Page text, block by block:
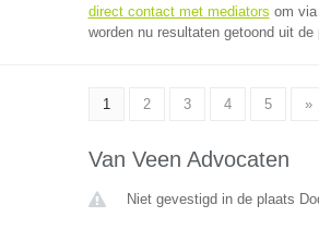
direct contact met mediators om
worden nu resultaten getoond uit de
1 2 3 4 5 »
Van Veen Advocaten
Niet gevestigd in de plaats